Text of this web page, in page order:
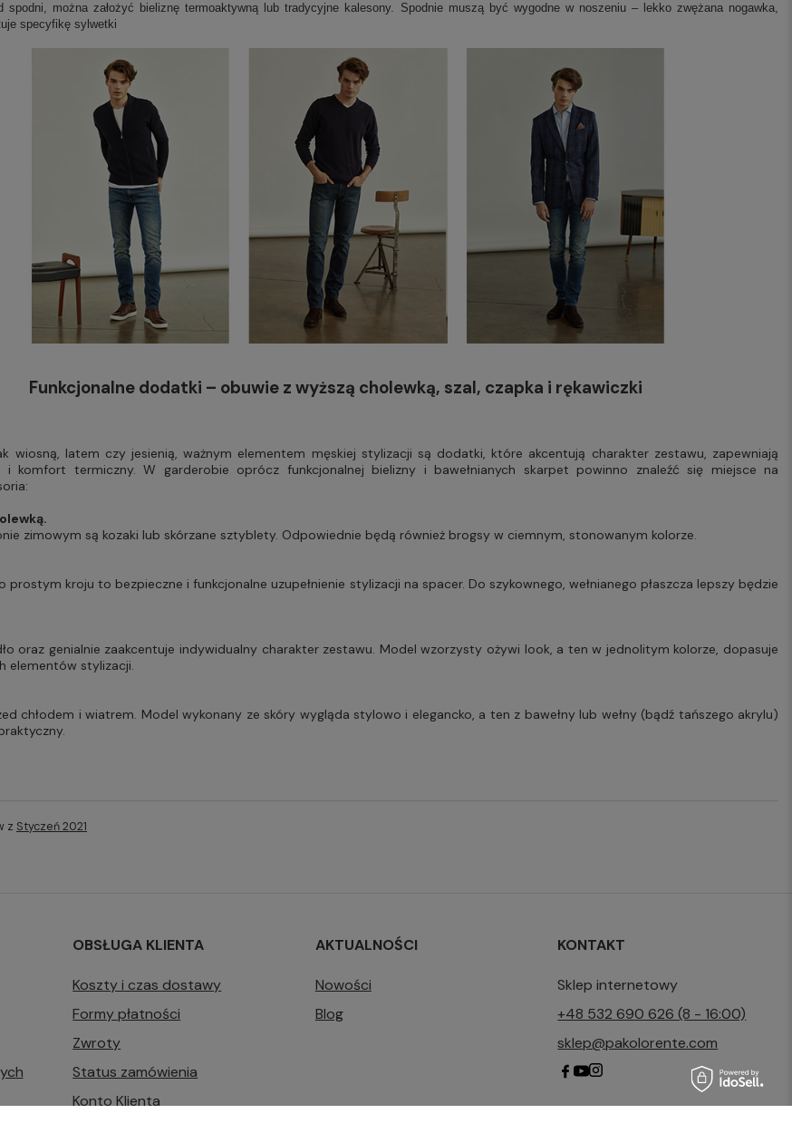
spodni, można założyć bieliznę termoaktywną lub tradycyjne kalesony. Spodnie muszą być wygodne w noszeniu – lekko zwężana nogawka,
specyfikę sylwetki
Funkcjonalne dodatki – obuwie z wyższą cholewką, szal, czapka i rękawiczki
wiosną, latem czy jesienią, ważnym elementem męskiej stylizacji są dodatki, które akcentują charakter zestawu, zapewniają
i komfort termiczny. W garderobie oprócz funkcjonalnej bielizny i bawełnianych skarpet powinno znaleźć się miejsce na
zimowym są kozaki lub skórzane sztyblety. Odpowiednie będą również brogsy w ciemnym, stonowanym kolorze.
prostym kroju to bezpieczne i funkcjonalne uzupełnienie stylizacji na spacer. Do szykownego, wełnianego płaszcza lepszy będzie
oraz genialnie zaakcentuje indywidualny charakter zestawu. Model wzorzysty ożywi look, a ten w jednolitym kolorze, dopasuje
elementów stylizacji.
chłodem i wiatrem. Model wykonany ze skóry wygląda stylowo i elegancko, a ten z bawełny lub wełny (bądź tańszego akrylu)
z Styczeń 2021
OBSŁUGA KLIENTA
Koszty i czas dostawy
Formy płatności
Zwroty
Status zamówienia
Konto Klienta
AKTUALNOŚCI
Nowości
Blog
KONTAKT
Sklep internetowy
+48 532 690 626 (8 - 16:00)
sklep@pakolorente.com